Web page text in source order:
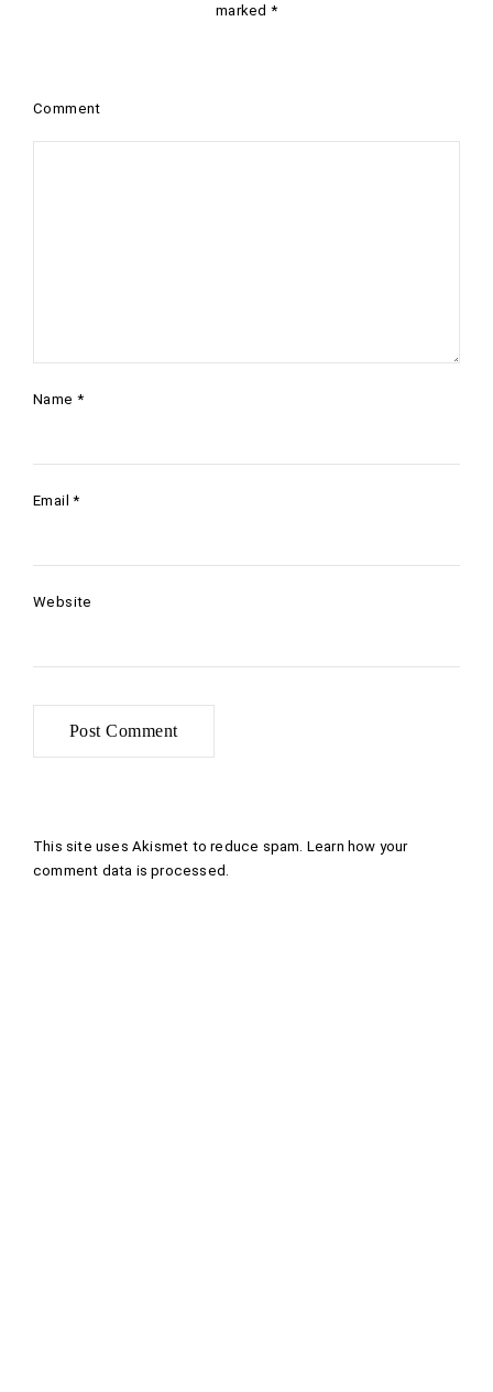
marked *
Comment
Name *
Email*
Website
This site uses Akismet to reduce spam. Learn how your
comment data is processed .